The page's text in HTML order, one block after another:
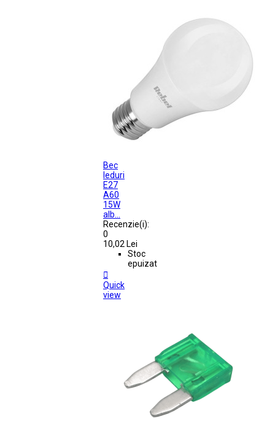
Bec
leduri
E27
A60
15W
alb...
Recenzie(i):
0
10,02 Lei
Stoc
epuizat

Quick
view